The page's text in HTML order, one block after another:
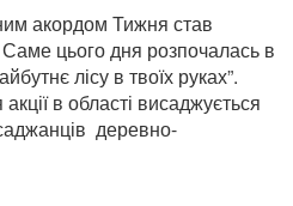
акордом Тижня став
цього дня розпочалась в
лісу в твоїх руках”.
в області висаджується
деревно-